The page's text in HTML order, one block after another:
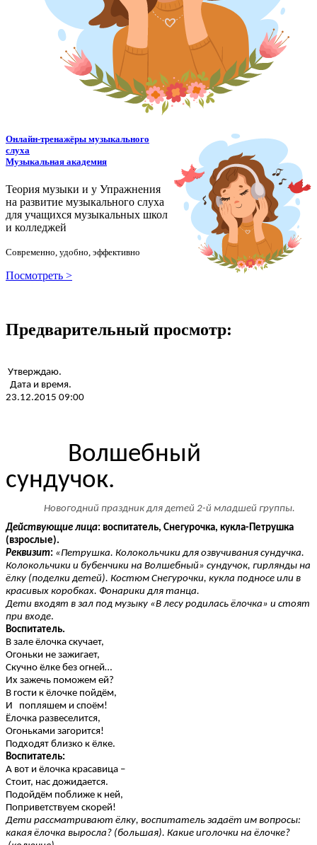
Онлайн-тренажёры музыкального
слуха
Музыкальная академия
Теория музыки и у Упражнения
на развитие музыкального слуха
для учащихся музыкальных школ
и колледжей
Современно, удобно, эффективно
Посмотреть >
Предварительный просмотр:
Утверждаю.
Дата и время.
23.12.2015 09:00
Волшебный
сундучок.
Новогодний праздник для детей 2-й младшей группы.
Действующие лица: воспитатель, Снегурочка, кукла-Петрушка
(взрослые).
Реквизит: «Петрушка. Колокольчики для озвучивания сундучка.
Колокольчики и бубенчики на Волшебный» сундучок, гирлянды на
ёлку (поделки детей). Костюм Снегурочки, кукла подносе или в
красивых коробках. Фонарики для танца.
Дети входят в зал под музыку «В лесу родилась ёлочка» и стоят
при входе.
Воспитатель.
В зале ёлочка скучает,
Огоньки не зажигает,
Скучно ёлке без огней…
Их зажечь поможем ей?
В гости к ёлочке пойдём,
И попляшем и споём!
Ёлочка развеселится,
Огоньками загорится!
Подходят близко к ёлке.
Воспитатель:
А вот и ёлочка красавица –
Стоит, нас дожидается.
Подойдём поближе к ней,
Поприветствуем скорей!
Дети рассматривают ёлку, воспитатель задаёт им вопросы:
какая ёлочка выросла? (большая). Какие иголочки на ёлочке?